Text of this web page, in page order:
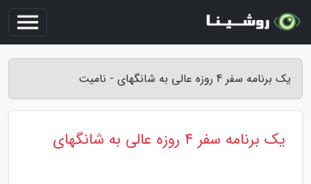
یک برنامه سفر 4 روزه عالی به شانگهای - نامیت
یک برنامه سفر 4 روزه عالی به شانگهای